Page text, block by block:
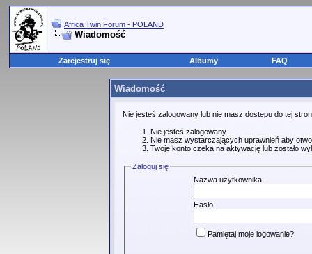
Africa Twin Forum - POLAND
Wiadomość
Zarejestruj się Albumy FAQ
Wiadomość
Nie jesteś zalogowany lub nie masz dostepu do tej
Nie jesteś zalogowany.
Nie masz wystarczających uprawnień aby
Twoje konto czeka na aktywację lub zostało
Zaloguj się
Nazwa użytkownika:
Hasło:
Pamiętaj moje logowanie?